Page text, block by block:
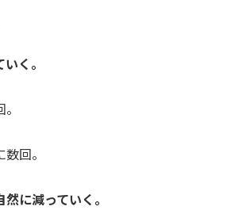
く。
回。
に減っていく。